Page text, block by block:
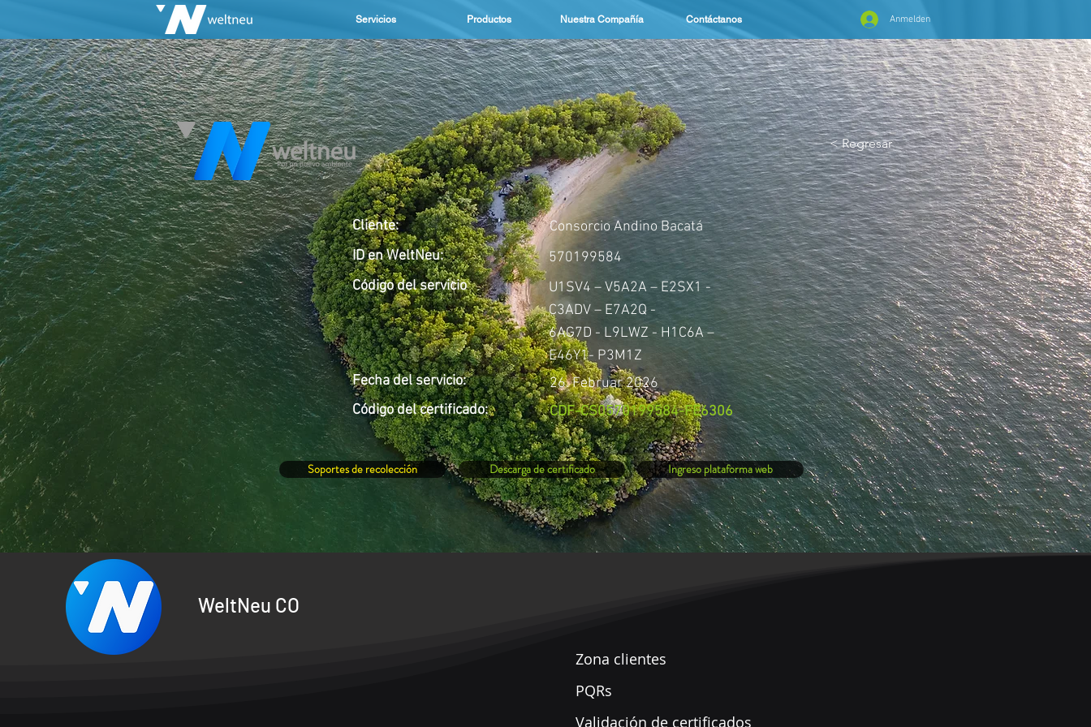
Servicios Productos Nuestra Compañía Contáctanos Anmelden
< Regresar
Cliente:
ID en WeltNeu:
Código del servicio
Fecha del servicio:
Código delcertificado:
Consorcio Andino Bacatá
570199584
U1SV4 – V5A2A – E2SX1 -
C3ADV – E7A2Q -
6AG7D - L9LWZ - H1C6A –
E46Y1- P3M1Z
26. Februar 2026
CDF-CS0570199584-FE6306
Soportes de recolección Descarga de certificado Ingreso plataforma web
WeltNeu CO
Zona clientes
PQRs
Validación de certificados